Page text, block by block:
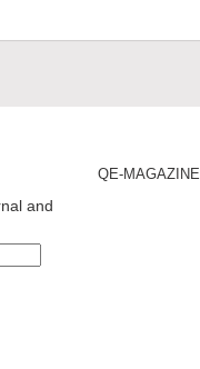
and
QE-MAGAZINE